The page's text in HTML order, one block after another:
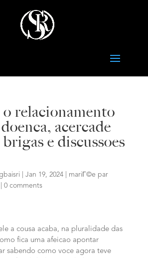
relacionamento
acercade
brigas e discussoes
Jan 19, 2024| mariГ©e par
0 comments
a cousa acaba, na pluralidade das
fica uma afeicao apontar
sabendo como voce agora teve